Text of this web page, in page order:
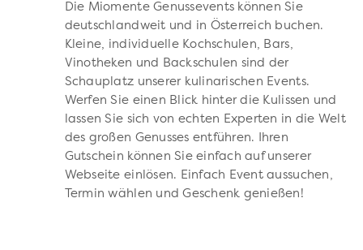
Die Miomente Genussevents können Sie
deutschlandweit und in Österreich buchen.
Kleine, individuelle Kochschulen, Bars,
Vinotheken und Backschulen sind der
Schauplatz unserer kulinarischen Events.
Werfen Sie einen Blick hinter die Kulissen und
lassen Sie sich von echten Experten in die Welt
des großen Genusses entführen. Ihren
Gutschein können Sie einfach auf unserer
Webseite einlösen. Einfach Event aussuchen,
Termin wählen und Geschenk genießen!